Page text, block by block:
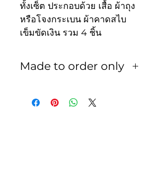
ทั้งเซ็ต ประกอบด้วย เสื้อ ผ้าถุง
หรือโจงกระเบน ผ้าคาดสไบ
เข็มขัดเงิน รวม 4 ชิ้น
Made to order only
เวลา 3-5 วัน ทางร้านไม่รับ